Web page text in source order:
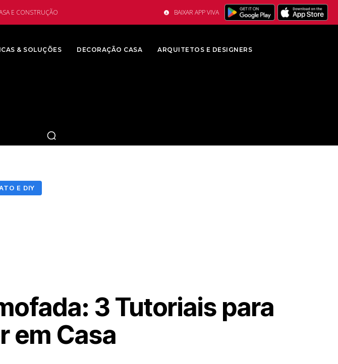
E CONSTRUÇÃO BAIXAR APP VIVA
& SOLUÇÕES DECORAÇÃO CASA ARQUITETOS E DESIGNERS
E DIY
3 Tutoriais para
em Casa